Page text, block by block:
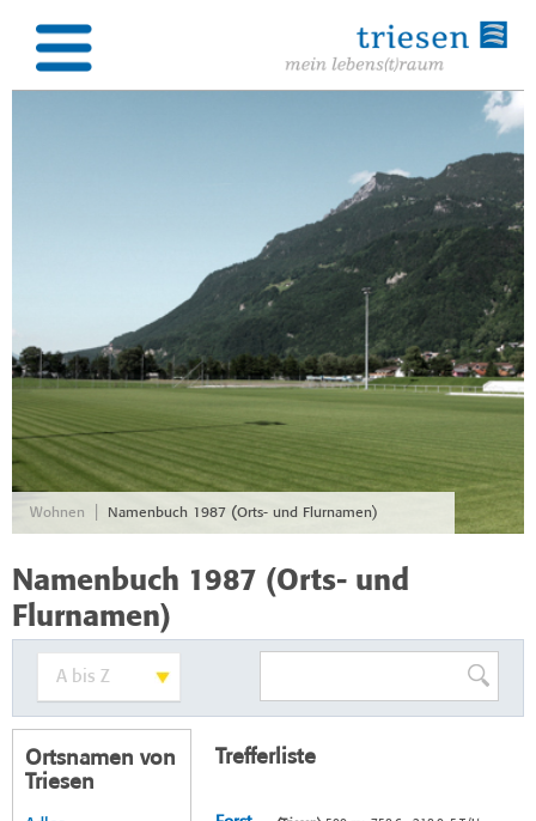
Wohnen Namenbuch 1987 (Orts- und Flurnamen)
Namenbuch 1987 (Orts- und
Flurnamen)
Ortsnamen von
Triesen
Trefferliste